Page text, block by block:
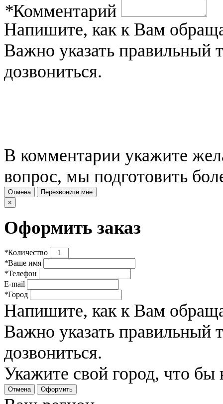
*Комментарий
Напишите, как к Вам
Важно указать
дозвониться.
В комментарии укажите
вопрос, мы подготовить
Отмена
Перезвоните мне
×
Оформить заказ
*Количество
*Ваше имя
*Телефон
E-mail
*Город
Напишите, как к Вам
Важно указать
дозвониться.
Укажите свой город, что
Отмена Оформить